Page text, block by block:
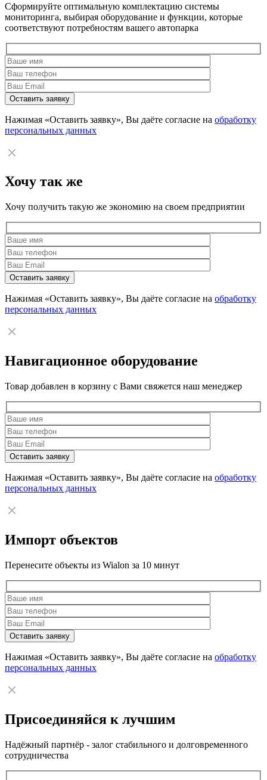
Сформируйте оптимальную комплектацию системы
мониторинга, выбирая оборудование и функции, которые
соответствуют потребностям вашего автопарка
Нажимая «Оставить заявку», Вы даёте согласие на обработку
персональных данных
Хочу так же
Хочу получить такую же экономию на своем предприятии
Нажимая «Оставить заявку», Вы даёте согласие на обработку
персональных данных
Навигационное оборудование
Товар добавлен в корзину с Вами свяжется наш менеджер
Нажимая «Оставить заявку», Вы даёте согласие на обработку
персональных данных
Импорт объектов
Перенесите объекты из Wialon за 10 минут
Нажимая «Оставить заявку», Вы даёте согласие на обработку
персональных данных
Присоединяйся к лучшим
Надёжный партнёр - залог стабильного и долговременного
сотрудничества